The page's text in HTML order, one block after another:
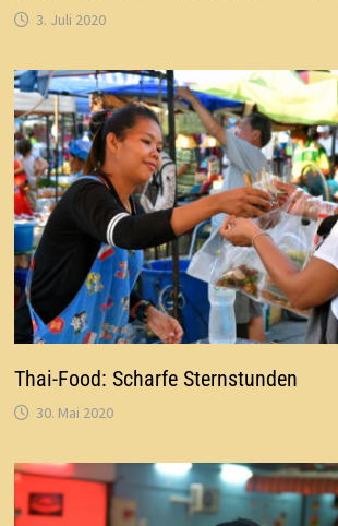
3. Juli 2020
Thai-Food: Scharfe Sternstunden
30. Mai 2020